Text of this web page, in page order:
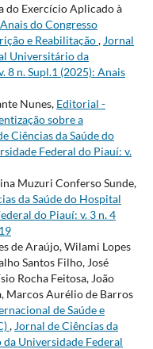
do Exercício Aplicado à
Anais do Congresso
e Reabilitação, Jornal
Universitário da
8 n. Supl.1 (2025): Anais
Nunes, Editorial -
sobre a
Ciências da Saúde do
Federal do Piauí: v.
Muzuri Conferso Sunde,
da Saúde do Hospital
do Piauí: v. 3 n. 4
de Araújo, Wilami Lopes
Santos Filho, José
Rocha Feitosa, João
Marcos Aurélio de Barros
de Saúde e
, Jornal de Ciências da
Universidade Federal